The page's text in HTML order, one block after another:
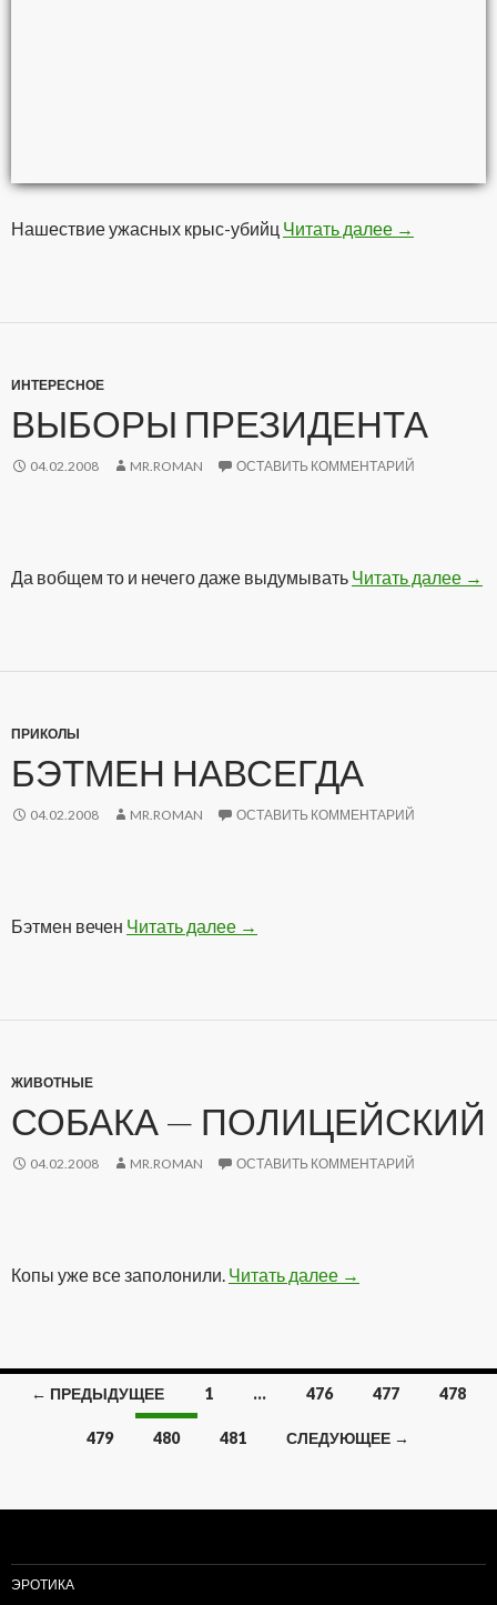
Нашествие ужасных крыс-убийц Читать далее Доктор Зло
→
ИНТЕРЕСНОЕ
ВЫБОРЫ ПРЕЗИДЕНТА
04.02.2008 MR.ROMAN ОСТАВИТЬ КОММЕНТАРИЙ
Да вобщем то и нечего даже выдумывать Читать далее →
ПРИКОЛЫ
БЭТМЕН НАВСЕГДА
04.02.2008 MR.ROMAN ОСТАВИТЬ КОММЕНТАРИЙ
Бэтмен вечен Читать далее Бэтмен навсегда
→
ЖИВОТНЫЕ
СОБАКА — ПОЛИЦЕЙСКИЙ
04.02.2008 MR.ROMAN ОСТАВИТЬ КОММЕНТАРИЙ
Копы уже все заполонили. Читать далее Собака —
→
Навигация
записям
← ПРЕДЫДУЩЕЕ 1 … 476 477 478
479 480 481 СЛЕДУЮЩЕЕ →
ЭРОТИКА